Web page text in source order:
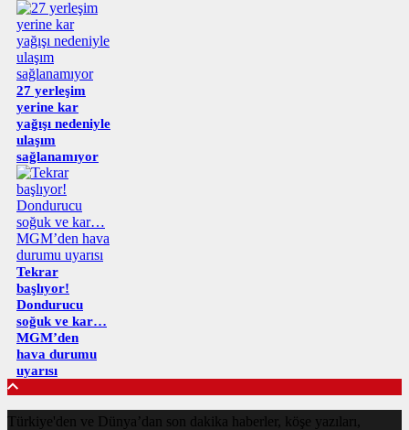
27 yerleşim
yerine kar
yağışı nedeniyle
ulaşım
sağlanamıyor
Tekrar
başlıyor!
Dondurucu
soğuk ve kar…
MGM’den
hava durumu
uyarısı
Türkiye'den ve Dünya’dan son dakika haberler, köşe yazıları,